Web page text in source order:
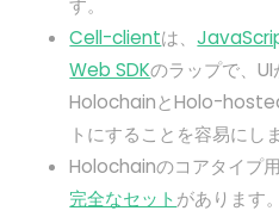
す。
Cell-clientは、
Web SDKのラップで、
HolochainとHolo-
トにすることを容易にし
Holochainのコアタイプ
完全なセットがあります